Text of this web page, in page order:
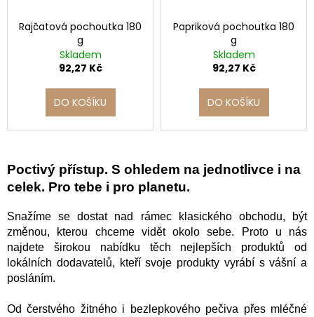
Rajčatová pochoutka 180
g
Skladem
92,27 Kč
DO KOŠÍKU
Papriková pochoutka 180
g
Skladem
92,27 Kč
DO KOŠÍKU
Poctivý přístup. S ohledem na jednotlivce i na
celek. Pro tebe i pro planetu.
Snažíme se dostat nad rámec klasického obchodu, být
změnou, kterou chceme vidět okolo sebe. Proto u nás
najdete širokou nabídku těch nejlepších produktů od
lokálních dodavatelů, kteří svoje produkty vyrábí s vášní a
posláním.
Od čerstvého žitného i bezlepkového pečiva přes mléčné